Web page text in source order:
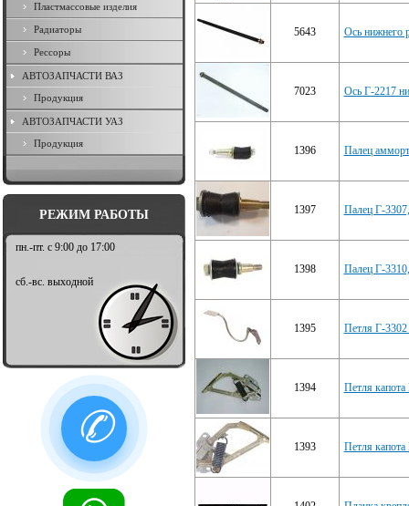
5643 Ось нижнего
7023 Ось Г-2217
1396 Палец
1397 Палец Г-
1398 Палец Г-
1395 Петля Г-3302
1394 Петля
1393 Петля
Пластмассовые изделия
Радиаторы
Рессоры
АВТОЗАПЧАСТИ ВАЗ
Продукция
АВТОЗАПЧАСТИ УАЗ
Продукция
РЕЖИМ РАБОТЫ
пн.-пт. с 9:00 до 17:00
сб.-вс. выходной
✆